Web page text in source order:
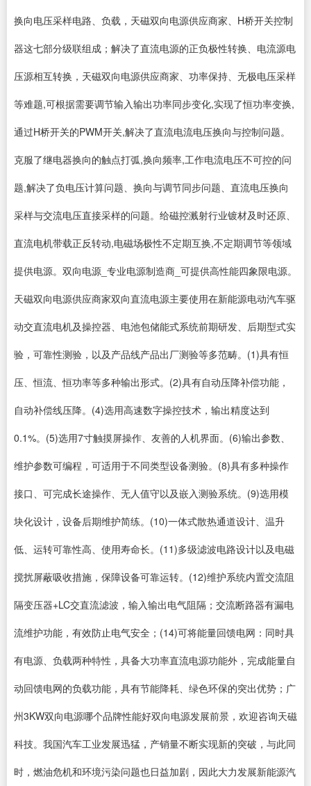
换向电压采样电路、负载，天磁双向电源供应商家、H桥开关控制
器这七部分级联组成；解决了直流电源的正负极性转换、电流源电
压源相互转换，天磁双向电源供应商家、功率保持、无极电压采样
等难题,可根据需要调节输入输出功率同步变化,实现了恒功率变换,
通过H桥开关的PWM开关,解决了直流电流电压换向与控制问题。
克服了继电器换向的触点打弧,换向频率,工作电流电压不可控的问
题,解决了负电压计算问题、换向与调节同步问题、直流电压换向
采样与交流电压直接采样的问题。给磁控溅射行业镀材及时还原、
直流电机带载正反转动,电磁场极性不定期互换,不定期调节等领域
提供电源。双向电源_专业电源制造商_可提供高性能四象限电源。
天磁双向电源供应商家双向直流电源主要使用在新能源电动汽车驱
动交直流电机及操控器、电池包储能式系统前期研发、后期型式实
验，可靠性测验，以及产品线产品出厂测验等多范畴。(1)具有恒
压、恒流、恒功率等多种输出形式。(2)具有自动压降补偿功能，
自动补偿线压降。(4)选用高速数字操控技术，输出精度达到
0.1%。(5)选用7寸触摸屏操作、友善的人机界面。(6)输出参数、
维护参数可编程，可适用于不同类型设备测验。(8)具有多种操作
接口、可完成长途操作、无人值守以及嵌入测验系统。(9)选用模
块化设计，设备后期维护简练。(10)一体式散热通道设计、温升
低、运转可靠性高、使用寿命长。(11)多级滤波电路设计以及电磁
搅扰屏蔽吸收措施，保障设备可靠运转。(12)维护系统内置交流阻
隔变压器+LC交直流滤波，输入输出电气阻隔；交流断路器有漏电
流维护功能，有效防止电气安全；(14)可将能量回馈电网：同时具
有电源、负载两种特性，具备大功率直流电源功能外，完成能量自
动回馈电网的负载功能，具有节能降耗、绿色环保的突出优势；广
州3KW双向电源哪个品牌性能好双向电源发展前景，欢迎咨询天磁
科技。我国汽车工业发展迅猛，产销量不断实现新的突破，与此同
时，燃油危机和环境污染问题也日益加剧，因此大力发展新能源汽